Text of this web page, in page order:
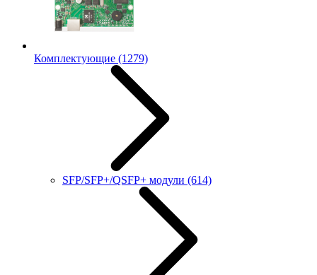
Комплектующие (1279)
SFP/SFP+/QSFP+ модули (614)